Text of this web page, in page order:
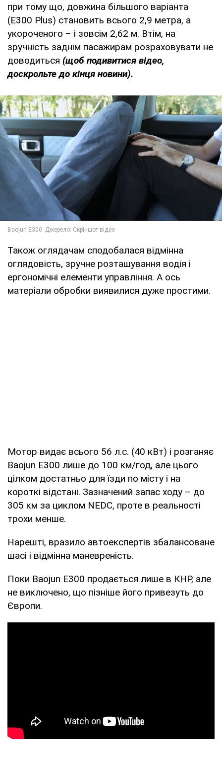
при тому що, довжина більшого варіанта
(E300 Plus) становить всього 2,9 метра, а
укороченого – і зовсім 2,62 м. Втім, на
зручність заднім пасажирам розраховувати не
доводиться (щоб подивитися відео,
доскрольте до кінця новини).
Також оглядачам сподобалася відмінна
оглядовість, зручне розташування водія і
ергономічні елементи управління. А ось
матеріали обробки виявилися дуже простими.
Мотор видає всього 56 л.с. (40 кВт) і розганяє
Baojun E300 лише до 100 км/год, але цього
цілком достатньо для їзди по місту і на
короткі відстані. Зазначений запас ходу – до
305 км за циклом NEDC, проте в реальності
трохи менше.
Нарешті, вразило автоекспертів збалансоване
шасі і відмінна маневреність.
Поки Baojun E300 продається лише в КНР, але
не виключено, що пізніше його привезуть до
Європи.